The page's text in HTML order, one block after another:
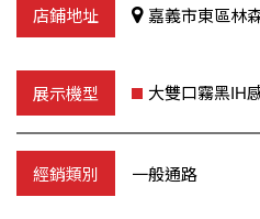
嘉義市東區林
大雙口霧黑IH
一般通路